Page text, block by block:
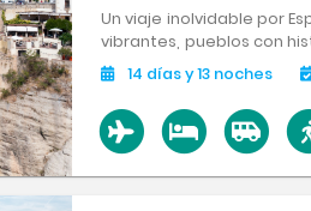
Un viaje inolvidable por
vibrantes, pueblos con
tradición. Cultura,
en una experiencia única
14 díasy 13 noches